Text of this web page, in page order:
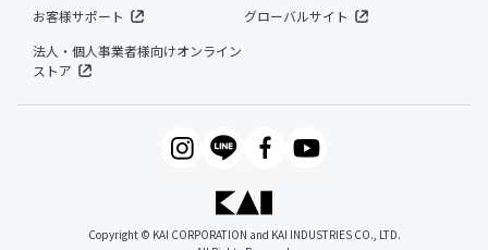
お客様サポート
グローバルサイト
法人・個人事業者様向けオンライン
ストア
Copyright © KAI CORPORATION and KAI INDUSTRIES CO., LTD.